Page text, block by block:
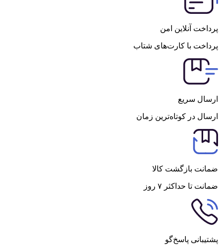
پرداخت آنلاین امن
پرداخت با کارت‌های شتاب
ارسال سریع
ارسال در کوتاه‌ترین زمان
ضمانت بازگشت کالا
ضمانت تا حداکثر ۷ روز
پشتیبانی پاسخ‌گو